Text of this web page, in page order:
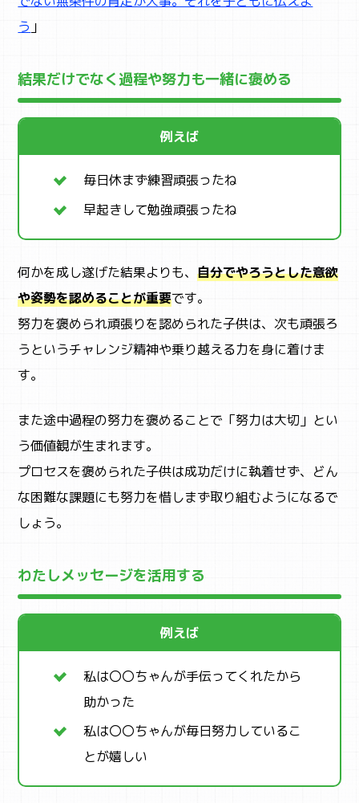
まなびちって？
ABOUT
う 」
結果だけでなく過程や努力も一緒に褒める
例えば
毎日休まず練習頑張ったね
早起きして勉強頑張ったね
何かを成し遂げた結果よりも、自分でやろうとした意欲
や姿勢を認めることが重要です。
努力を褒められ頑張りを認められた子供は、次も頑張ろ
うというチャレンジ精神や乗り越える力を身に着けま
す。
また途中過程の努力を褒めることで「努力は大切」とい
う価値観が生まれます。
プロセスを褒められた子供は成功だけに執着せず、どん
な困難な課題にも努力を惜しまず取り組むようになるで
しょう。
わたしメッセージを活用する
例えば
私は〇〇ちゃんが手伝ってくれたから
助かった
私は〇〇ちゃんが毎日努力しているこ
とが嬉しい